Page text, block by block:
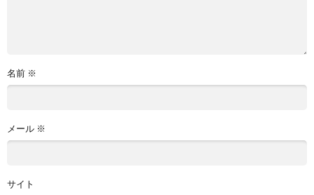
名前 ※
メール ※
サイト